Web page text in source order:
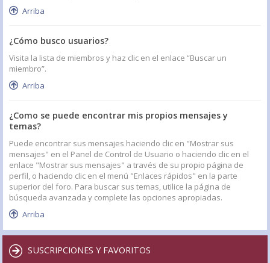
Arriba
¿Cómo busco usuarios?
Visita la lista de miembros y haz clic en el enlace “Buscar un
miembro”.
Arriba
¿Como se puede encontrar mis propios mensajes y
temas?
Puede encontrar sus mensajes haciendo clic en "Mostrar sus
mensajes" en el Panel de Control de Usuario o haciendo clic en el
enlace "Mostrar sus mensajes" a través de su propio página de
perfil, o haciendo clic en el menú "Enlaces rápidos" en la parte
superior del foro. Para buscar sus temas, utilice la página de
búsqueda avanzada y complete las opciones apropiadas.
Arriba
SUSCRIPCIONES Y FAVORITOS